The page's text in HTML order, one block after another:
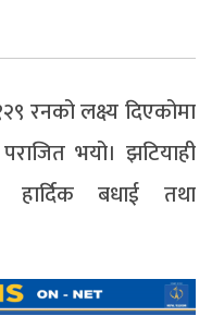
रनको लक्ष्य दिएकोमा
भयो। झटियाही
हार्दिक बधाई तथा